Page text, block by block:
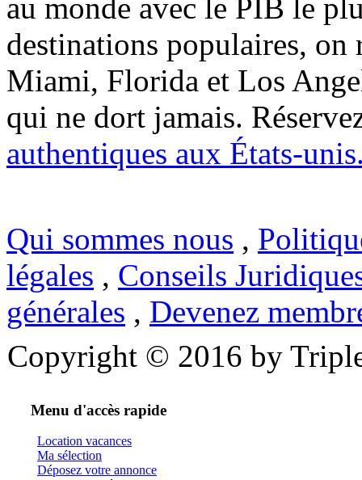
au monde avec le PIB le
destinations populaires,
Miami, Florida et Los
qui ne dort jamais.
authentiques aux États-
Qui sommes nous ,
légales , Conseils
générales , Devenez
Copyright © 2016 by
Menu d'accès rapide
Location vacances
Ma sélection
Déposez votre annonce